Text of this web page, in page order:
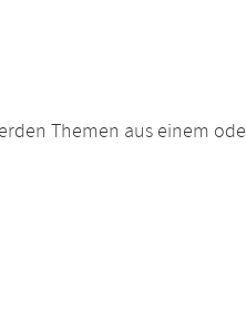
Themen aus einem